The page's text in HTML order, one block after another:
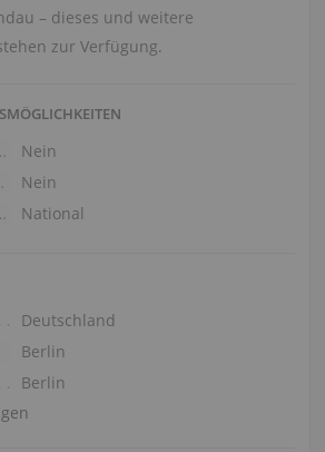
– dieses und weitere
zur Verfügung.
Nein
Preis
Nein
National
Deutschland
Berlin
Berlin